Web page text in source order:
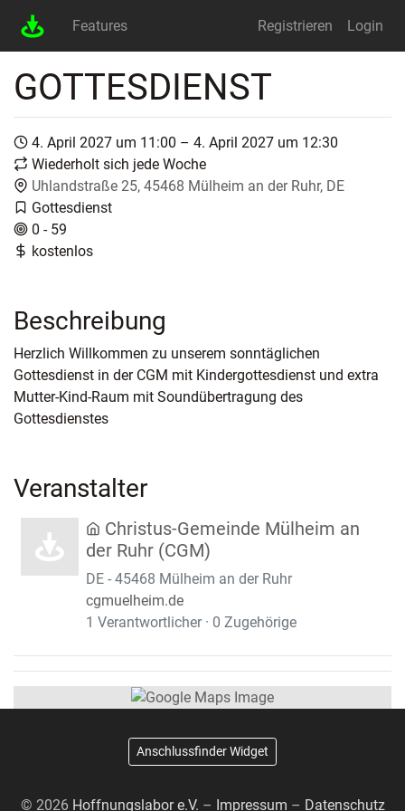
Features Registrieren Login
GOTTESDIENST
4. April 2027 um 11:00 – 4. April 2027 um 12:30
Wiederholt sich jede Woche
Uhlandstraße 25, 45468 Mülheim an der Ruhr, DE
Gottesdienst
0 - 59
kostenlos
Beschreibung
Herzlich Willkommen zu unserem sonntäglichen
Gottesdienst in der CGM mit Kindergottesdienst und extra
Mutter-Kind-Raum mit Soundübertragung des
Gottesdienstes
Veranstalter
Christus-Gemeinde Mülheim an
der Ruhr (CGM)
DE - 45468 Mülheim an der Ruhr
cgmuelheim.de
1 Verantwortlicher · 0 Zugehörige
Anschlussfinder Widget
© 2026 Hoffnungslabor e.V. – Impressum – Datenschutz